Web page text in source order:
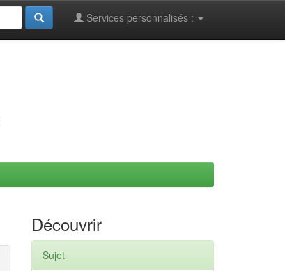
Services personnalisés :
Découvrir
Sujet